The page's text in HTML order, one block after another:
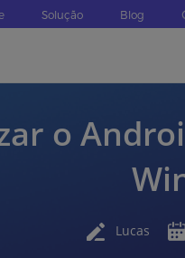
Solução Blog
o
Lucas